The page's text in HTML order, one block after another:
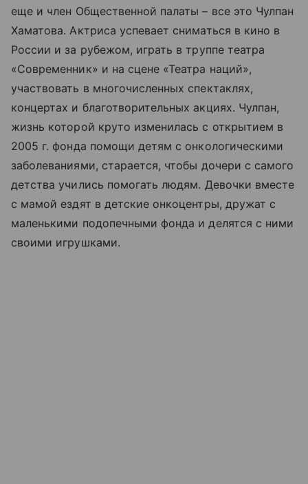
еще и член Общественной палаты – все это Чулпан
Хаматова. Актриса успевает сниматься в кино в
России и за рубежом, играть в труппе театра
«Современник» и на сцене «Театра наций»,
участвовать в многочисленных спектаклях,
концертах и благотворительных акциях. Чулпан,
жизнь которой круто изменилась с открытием в
2005 г. фонда помощи детям с онкологическими
заболеваниями, старается, чтобы дочери с самого
детства учились помогать людям. Девочки вместе
с мамой ездят в детские онкоцентры, дружат с
маленькими подопечными фонда и делятся с ними
своими игрушками.